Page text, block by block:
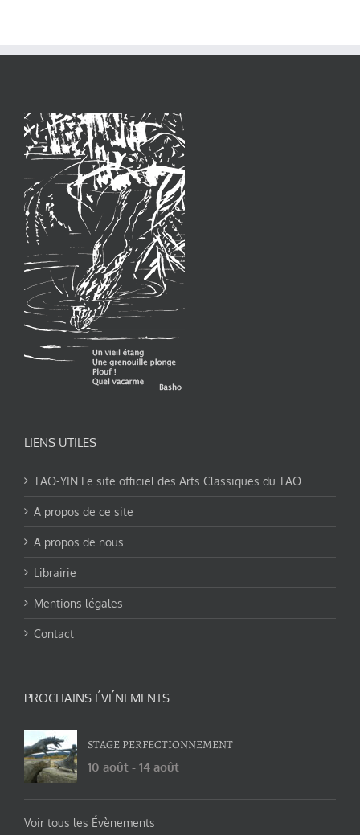
LIENS UTILES
TAO-YIN Le site officiel des Arts Classiques du TAO
A propos de ce site
A propos de nous
Librairie
Mentions légales
Contact
PROCHAINS ÉVÉNEMENTS
STAGE PERFECTIONNEMENT
10 août - 14 août
Voir tous les Évènements